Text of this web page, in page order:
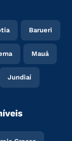
Barueri
Mauá
Jundiaí